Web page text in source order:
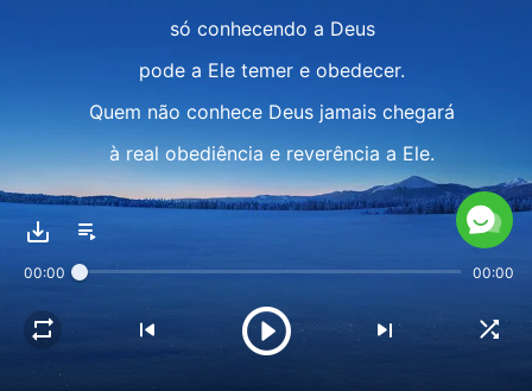
só conhecendo a Deus
pode a Ele temer e obedecer.
Quem não conhece Deus jamais chegará
à real obediência e reverência a Ele.
conhecendo a Deus.
E não importa como ele busque
ou o que busque ganhar,
00:00 00:00